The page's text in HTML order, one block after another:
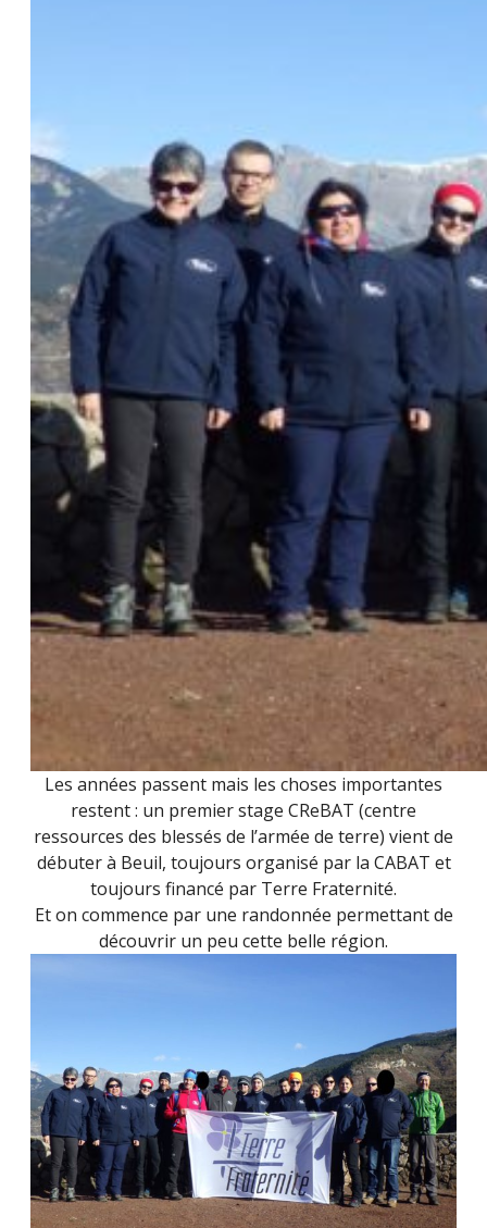
Les années passent mais les choses importantes
restent : un premier stage CReBAT (centre
ressources des blessés de l’armée de terre) vient de
débuter à Beuil, toujours organisé par la CABAT et
toujours financé par Terre Fraternité.
Et on commence par une randonnée permettant de
découvrir un peu cette belle région.